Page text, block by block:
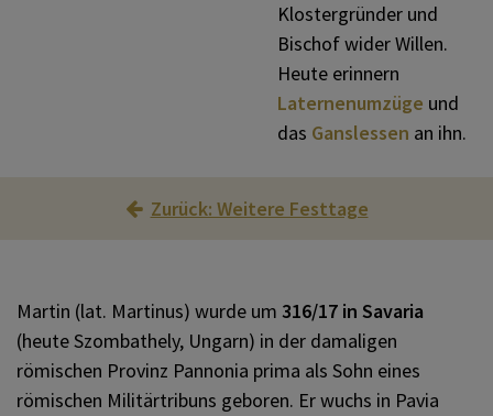
Heilige Erentrudis
Heiliger Martin von Tours
Heilige Barbara
Mariä Empfängnis
KOMMUNIKATION
VERANSTALTUNGEN
Klostergründer und
Bischof wider Willen.
Heute erinnern
Laternenumzüge und
das Ganslessen an ihn.
Zurück: Weitere Festtage
Martin (lat. Martinus) wurde um 316/17 in Savaria
(heute Szombathely, Ungarn) in der damaligen
römischen Provinz Pannonia prima als Sohn eines
römischen Militärtribuns geboren. Er wuchs in Pavia